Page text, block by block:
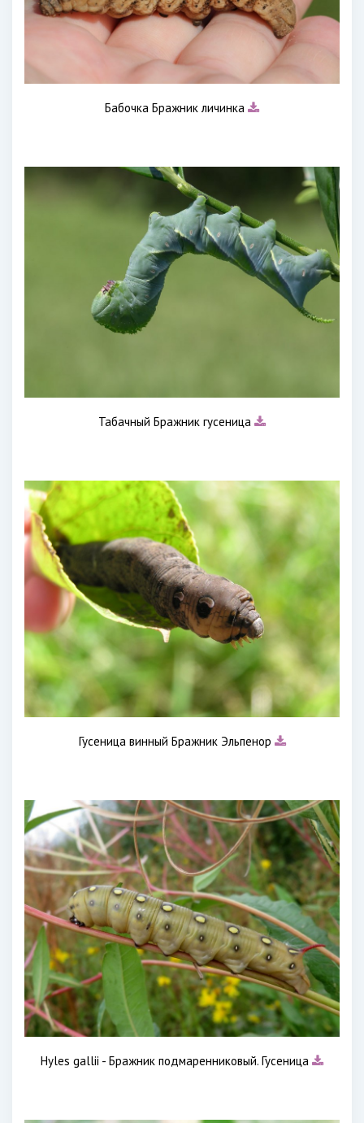
Бабочка Бражник личинка
Табачный Бражник гусеница
Гусеница винный Бражник Эльпенор
Hyles gallii - Бражник подмаренниковый. Гусеница